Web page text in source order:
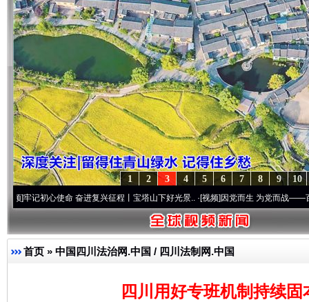
10
9
8
7
6
5
4
3
2
1
心使命 奋进复兴征程丨宝塔山下好光景..·[视频]因党而生 为党而战——百年“纪”事⑧
首页 » 中国四川法治网.中国 / 四川法制网.中国
四川用好专班机制持续